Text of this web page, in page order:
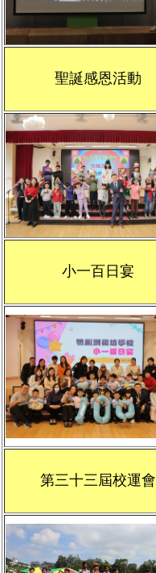
聖誕感恩活動
小一百日宴
第三十三屆校運會